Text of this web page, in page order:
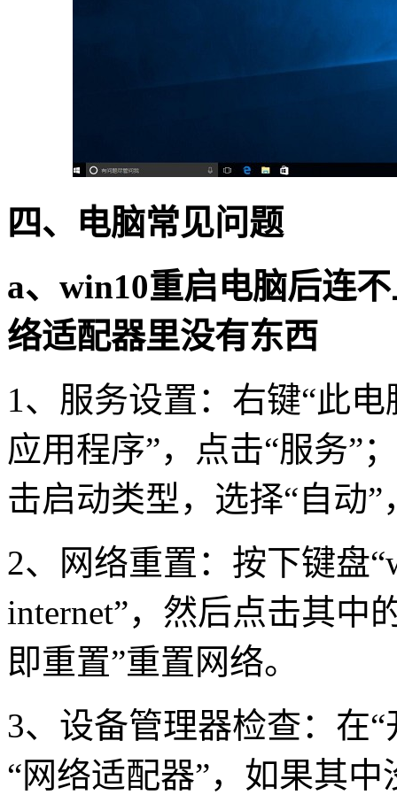
四、电脑常见问题
a、 win10重启电脑后连
络适配器里没有东西
1 、服务设置：右键“此
应用程序”，点击“服务”
击启动类型，选择“自动”
2、网络重置：按下键盘“
internet”，然后点击其中
即重置”重置网络。
3、设备管理器检查：在
“网络适配器”，如果其中